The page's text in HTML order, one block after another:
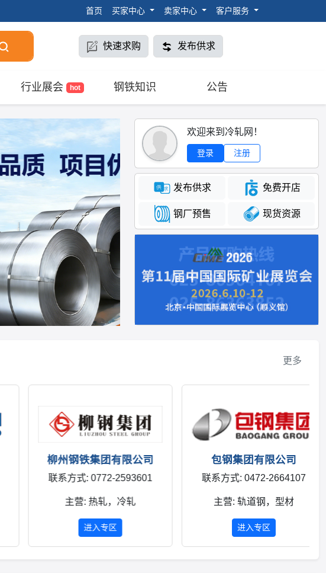
首页 买家中心 卖家中心 客户服务
快速求购 发布供求
行业展会 hot 钢铁知识 公告
欢迎来到冷轧网！
登录 注册
发布供求 免费开店
钢厂预售 现货资源
更多
柳州钢铁集团有限公司
联系方式: 0772-2593601
主营: 热轧，冷轧
进入专区
包钢集团有限公司
联系方式: 0472-2664107
主营: 轨道钢，型材
进入专区